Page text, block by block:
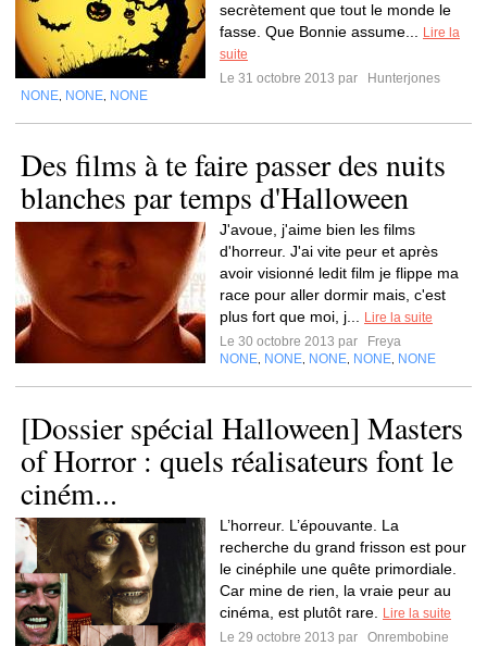
secrètement que tout le monde le
fasse. Que Bonnie assume...
Lire la
suite
Le 31 octobre 2013 par
Hunterjones
NONE NONE NONE
Des films à te faire passer des nuits
blanches par temps d'Halloween
J'avoue, j'aime bien les films
d'horreur. J'ai vite peur et après
avoir visionné ledit film je flippe ma
race pour aller dormir mais, c'est
plus fort que moi, j...
Lire la suite
Le 30 octobre 2013 par
Freya
NONE NONE NONE NONE NONE
[Dossier spécial Halloween] Masters
of Horror : quels réalisateurs font le
ciném...
L’horreur. L’épouvante. La
recherche du grand frisson est pour
le cinéphile une quête primordiale.
Car mine de rien, la vraie peur au
cinéma, est plutôt rare.
Lire la suite
Le 29 octobre 2013 par
Onrembobine